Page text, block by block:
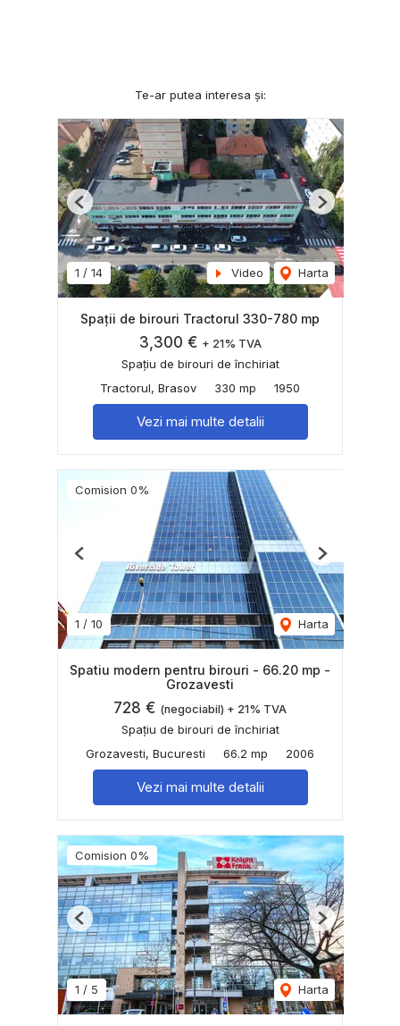
Te-ar putea interesa și:
1 / 14 Video Harta
Previous Next
Spații de birouri Tractorul 330-780 mp
3,300 € + 21% TVA
Spațiu de birouri de închiriat
Tractorul, Brasov
330 mp 1950
Vezi mai multe detalii
Comision 0%
1 / 10 Harta
Previous Next
Spatiu modern pentru birouri - 66.20 mp -
Grozavesti
728 € (negociabil) + 21% TVA
Spațiu de birouri de închiriat
Grozavesti, Bucuresti
66.2 mp 2006
Vezi mai multe detalii
Comision 0%
1 / 5 Harta
Previous Next